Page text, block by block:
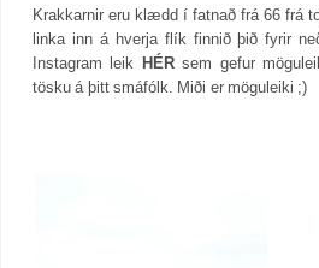
Krakkarnir eru klædd í fatnað frá 66 frá
linka inn á hverja flík finnið þið fyrir
Instagram leik
HÉRsem gefur
tösku á þitt smáfólk. Miði er möguleiki ;)